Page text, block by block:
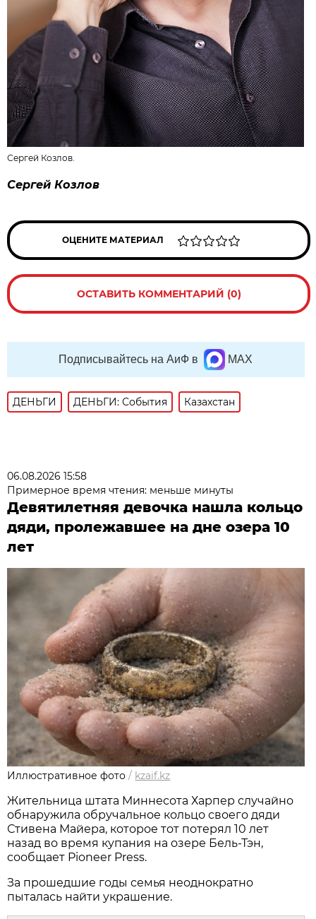
Сергей Козлов.
Сергей Козлов
ОЦЕНИТЕ МАТЕРИАЛ
ОСТАВИТЬ КОММЕНТАРИЙ (0)
Подписывайтесь на АиФ в MAX
ДЕНЬГИ ДЕНЬГИ: События Казахстан
06.08.2026 15:58
Примерное время чтения: меньше минуты
Девятилетняя девочка нашла кольцо
дяди, пролежавшее на дне озера 10
лет
Иллюстративное фото / kzaif.kz
Жительница штата Миннесота Харпер случайно
обнаружила обручальное кольцо своего дяди
Стивена Майера, которое тот потерял 10 лет
назад во время купания на озере Бель-Тэн,
сообщает Pioneer Press.
За прошедшие годы семья неоднократно
пыталась найти украшение.